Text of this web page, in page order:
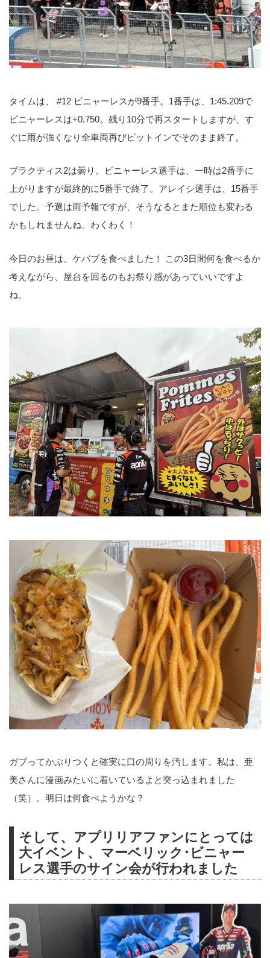
タイムは、 #12 ビニャーレスが9番手。1番手は、1:45.209で
ビニャーレスは+0.750。残り10分で再スタートしますが、す
ぐに雨が強くなり全車両再びピットインでそのまま終了。
プラクティス2は曇り。ビニャーレス選手は、一時は2番手に
上がりますが最終的に5番手で終了。アレイシ選手は、15番手
でした。予選は雨予報ですが、そうなるとまた順位も変わる
かもしれませんね。わくわく！
今日のお昼は、ケバブを食べました！ この3日間何を食べるか
考えながら、屋台を回るのもお祭り感があっていいですよ
ね。
ガブってかぶりつくと確実に口の周りを汚します。私は、亜
美さんに漫画みたいに着いているよと突っ込まれました
（笑）。明日は何食べようかな？
そして、アプリリアファンにとっては
大イベント、マーベリック･ビニャー
レス選手のサイン会が行われました